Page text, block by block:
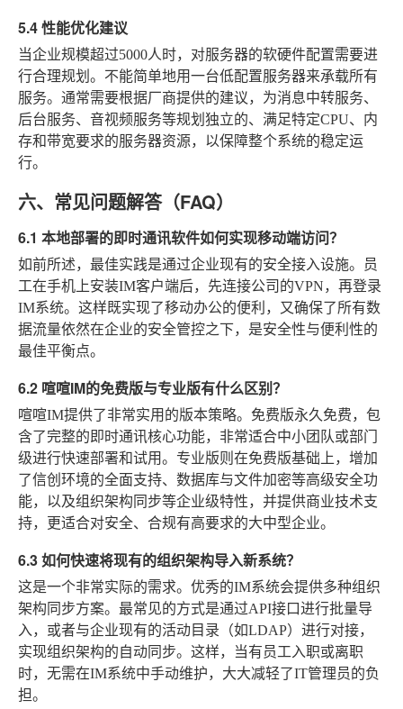
5.4 性能优化建议
当企业规模超过5000人时，对服务器的软硬件配置需要进
行合理规划。不能简单地用一台低配置服务器来承载所有
服务。通常需要根据厂商提供的建议，为消息中转服务、
后台服务、音视频服务等规划独立的、满足特定CPU、内
存和带宽要求的服务器资源，以保障整个系统的稳定运
行。
六、常见问题解答（FAQ）
6.1 本地部署的即时通讯软件如何实现移动端访问？
如前所述，最佳实践是通过企业现有的安全接入设施。员
工在手机上安装IM客户端后，先连接公司的VPN，再登录
IM系统。这样既实现了移动办公的便利，又确保了所有数
据流量依然在企业的安全管控之下，是安全性与便利性的
最佳平衡点。
6.2 喧喧IM的免费版与专业版有什么区别？
喧喧IM提供了非常实用的版本策略。免费版永久免费，包
含了完整的即时通讯核心功能，非常适合中小团队或部门
级进行快速部署和试用。专业版则在免费版基础上，增加
了信创环境的全面支持、数据库与文件加密等高级安全功
能，以及组织架构同步等企业级特性，并提供商业技术支
持，更适合对安全、合规有高要求的大中型企业。
6.3 如何快速将现有的组织架构导入新系统？
这是一个非常实际的需求。优秀的IM系统会提供多种组织
架构同步方案。最常见的方式是通过API接口进行批量导
入，或者与企业现有的活动目录（如LDAP）进行对接，
实现组织架构的自动同步。这样，当有员工入职或离职
时，无需在IM系统中手动维护，大大减轻了IT管理员的负
担。